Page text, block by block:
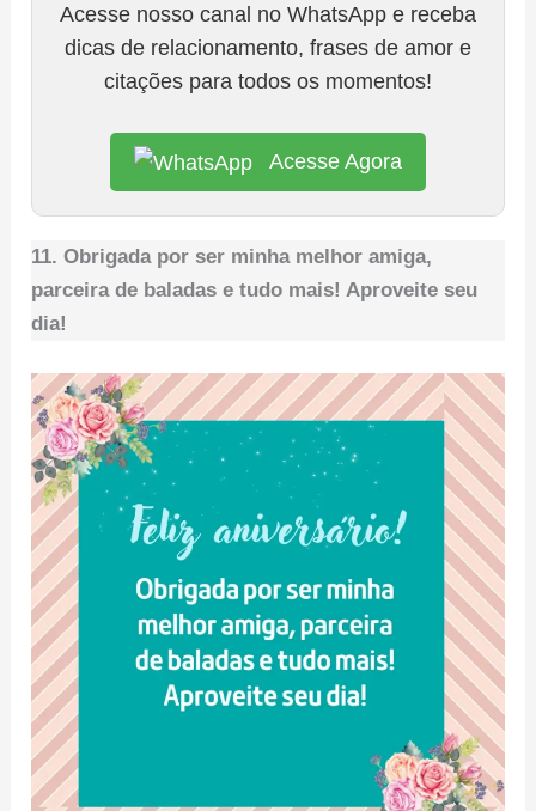
Acesse nosso canal no WhatsApp e receba
dicas de relacionamento, frases de amor e
citações para todos os momentos!
Acesse Agora
11. Obrigada por ser minha melhor amiga,
parceira de baladas e tudo mais! Aproveite seu
dia!